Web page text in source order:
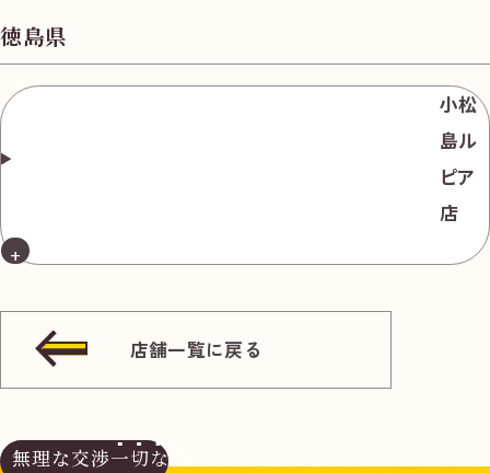
徳島県
小松
島ル
ピア
店
店舗一覧に戻る
無理な交渉一切なし